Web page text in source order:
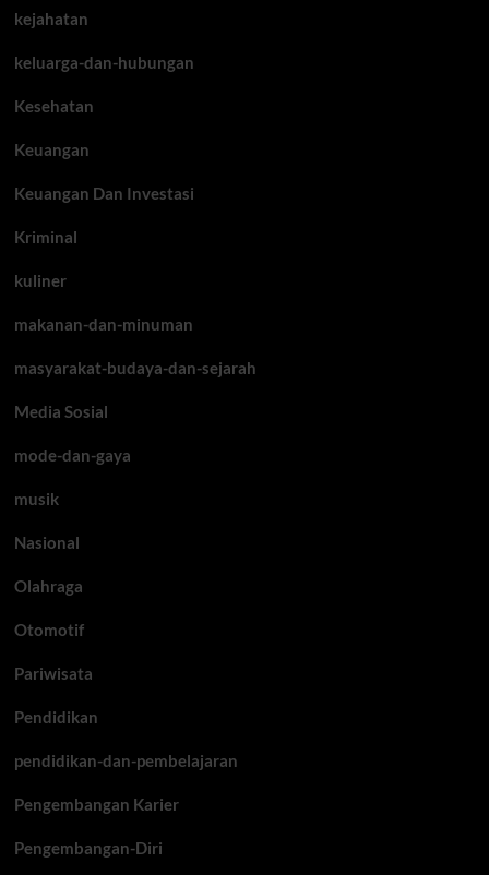
kejahatan
keluarga-dan-hubungan
Kesehatan
Keuangan
Keuangan Dan Investasi
Kriminal
kuliner
makanan-dan-minuman
masyarakat-budaya-dan-sejarah
Media Sosial
mode-dan-gaya
musik
Nasional
Olahraga
Otomotif
Pariwisata
Pendidikan
pendidikan-dan-pembelajaran
Pengembangan Karier
Pengembangan-Diri